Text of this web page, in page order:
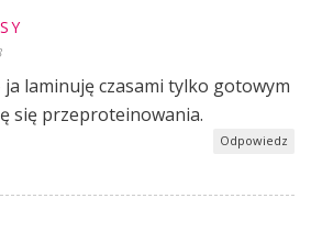
laminuję czasami tylko gotowym
się przeproteinowania.
Odpowiedz